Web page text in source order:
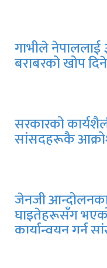
इरानका सर्वोच्च
गाभीले
बराबरको खोप दिने
सरकारको
सांसदहरूकै
जेनजी आन्दोलनका
घाइतेहरूसँग
कार्यान्वयन गर्न